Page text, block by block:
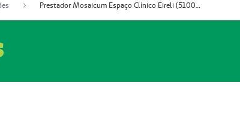
Prestador Mosaicum Espaço Clínico Eireli (51004355-5)